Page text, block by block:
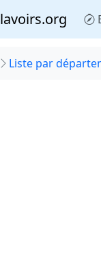
lavoirs.org
Accueil
Liste par